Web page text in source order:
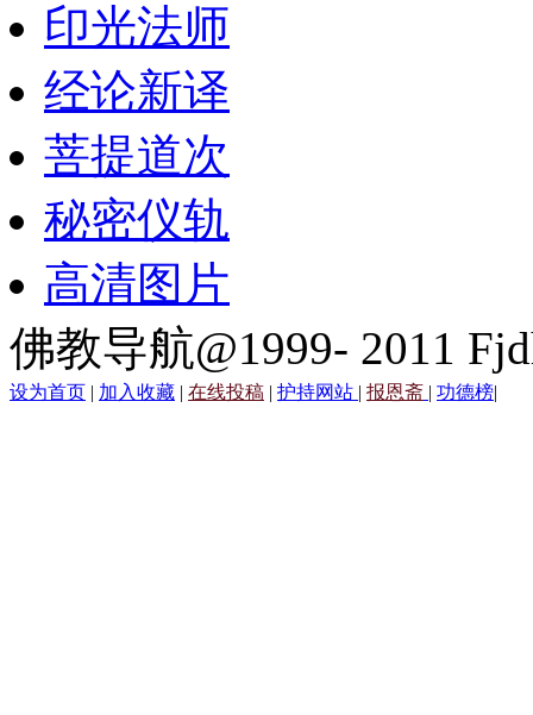
印光法师
经论新译
菩提道次
秘密仪轨
高清图片
佛教导航@1999- 2011
设为首页 | 加入收藏 | 在线投稿 | 护持网站 | 报恩斋 | 功德榜|